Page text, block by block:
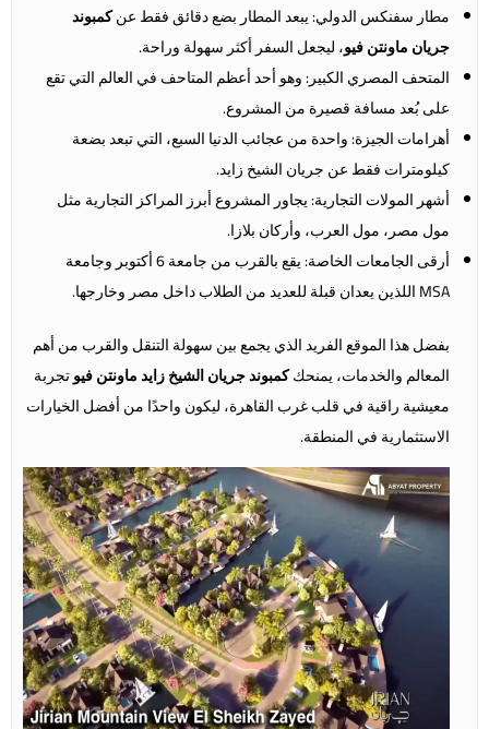
مطار سفنكس الدولي: يبعد المطار بضع دقائق فقط عنكمبوند
جريان ماونتن فيو، ليجعل السفر أكثر سهولة وراحة.
المتحف المصري الكبير: وهو أحد أعظم المتاحف في العالم التي تقع
على بُعد مسافة قصيرة من المشروع.
أهرامات الجيزة: واحدة من عجائب الدنيا السبع، التي تبعد بضعة
كيلومترات فقط عن جريان الشيخ زايد.
أشهر المولات التجارية: يجاور المشروع أبرز المراكز التجارية مثل
مول مصر، مول العرب، وأركان بلازا.
أرقى الجامعات الخاصة: يقع بالقرب من جامعة 6 أكتوبر وجامعة
MSA اللذين يعدان قبلة للعديد من الطلاب داخل مصر وخارجها.
بفضل هذا الموقع الفريد الذي يجمع بين سهولة التنقل والقرب من أهم
المعالم والخدمات، يمنحككمبوند جريان الشيخ زايد ماونتن فيوتجربة
معيشية راقية في قلب غرب القاهرة، ليكون واحدًا من أفضل الخيارات
الاستثمارية في المنطقة.